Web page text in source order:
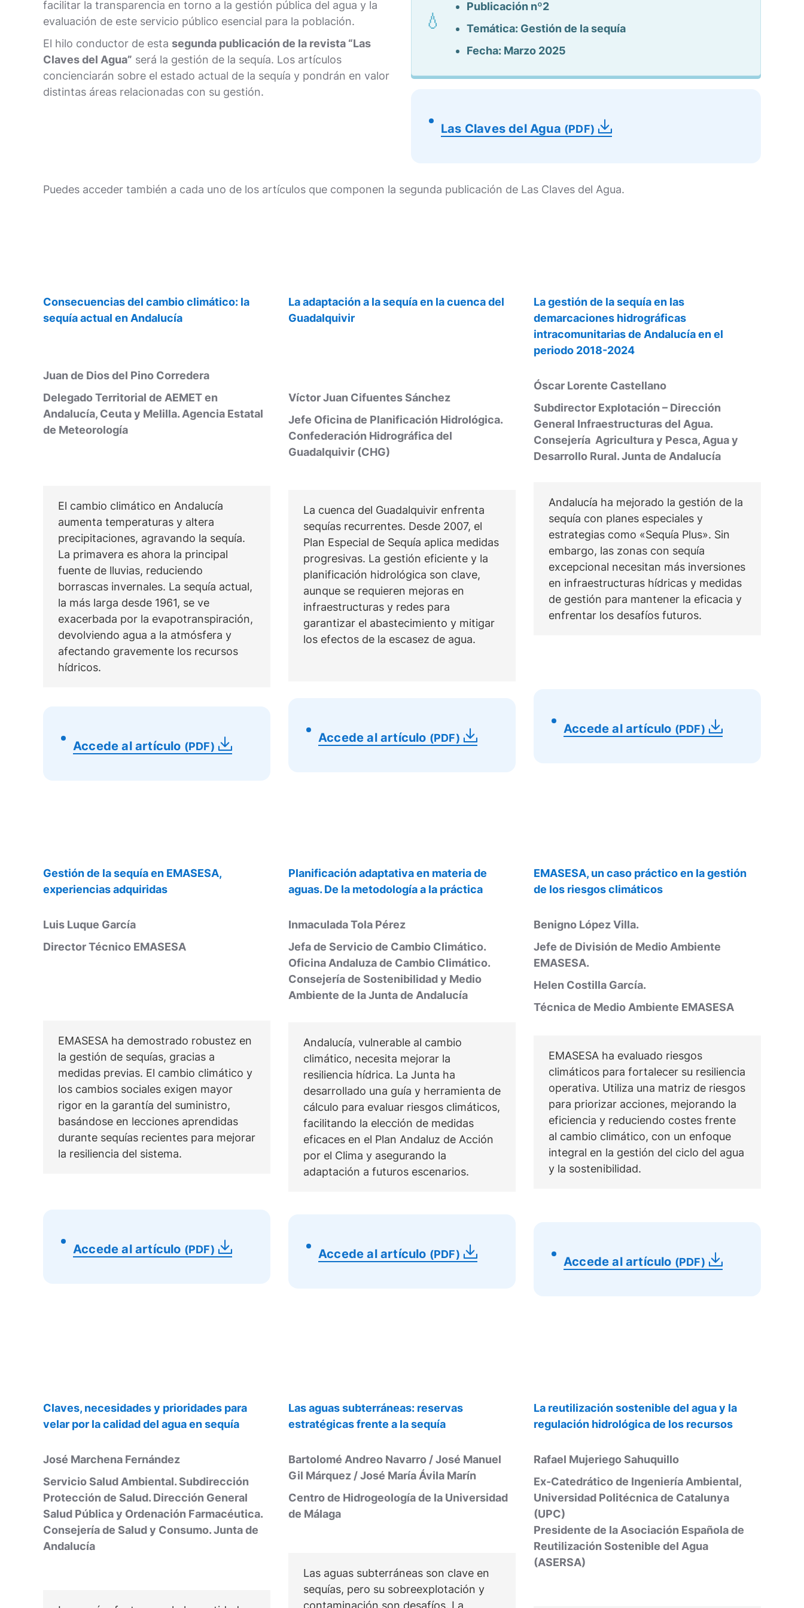
facilitar la transparencia en torno a la gestión pública del agua y la
evaluación de este servicio público esencial para la población.
El hilo conductor de esta segunda publicación de la revista “Las
Claves del Agua” será la gestión de la sequía. Los artículos
concienciarán sobre el estado actual de la sequía y pondrán en valor
distintas áreas relacionadas con su gestión.
Publicación nº2
Temática: Gestión de la sequía
Fecha: Marzo 2025
Las Claves del Agua (PDF)
Puedes acceder también a cada uno de los artículos que componen la segunda publicación de Las Claves del Agua.
Consecuencias del cambio climático: la
sequía actual en Andalucía
Juan de Dios del Pino Corredera
Delegado Territorial de AEMET en
Andalucía, Ceuta y Melilla. Agencia Estatal
de Meteorología
El cambio climático en Andalucía
aumenta temperaturas y altera
precipitaciones, agravando la sequía.
La primavera es ahora la principal
fuente de lluvias, reduciendo
borrascas invernales. La sequía actual,
la más larga desde 1961, se ve
exacerbada por la evapotranspiración,
devolviendo agua a la atmósfera y
afectando gravemente los recursos
hídricos.
Accede al artículo (PDF)
La adaptación a la sequía en la cuenca del
Guadalquivir
Víctor Juan Cifuentes Sánchez
Jefe Oficina de Planificación Hidrológica.
Confederación Hidrográfica del
Guadalquivir (CHG)
La cuenca del Guadalquivir enfrenta
sequías recurrentes. Desde 2007, el
Plan Especial de Sequía aplica medidas
progresivas. La gestión eficiente y la
planificación hidrológica son clave,
aunque se requieren mejoras en
infraestructuras y redes para
garantizar el abastecimiento y mitigar
los efectos de la escasez de agua.
Accede al artículo (PDF)
La gestión de la sequía en las
demarcaciones hidrográficas
intracomunitarias de Andalucía en el
periodo 2018-2024
Óscar Lorente Castellano
Subdirector Explotación – Dirección
General Infraestructuras del Agua.
Consejería Agricultura y Pesca, Agua y
Desarrollo Rural. Junta de Andalucía
Andalucía ha mejorado la gestión de la
sequía con planes especiales y
estrategias como «Sequía Plus». Sin
embargo, las zonas con sequía
excepcional necesitan más inversiones
en infraestructuras hídricas y medidas
de gestión para mantener la eficacia y
enfrentar los desafíos futuros.
Accede al artículo (PDF)
Gestión de la sequía en EMASESA,
experiencias adquiridas
Luis Luque García
Director Técnico EMASESA
EMASESA ha demostrado robustez en
la gestión de sequías, gracias a
medidas previas. El cambio climático y
los cambios sociales exigen mayor
rigor en la garantía del suministro,
basándose en lecciones aprendidas
durante sequías recientes para mejorar
la resiliencia del sistema.
Accede al artículo (PDF)
Planificación adaptativa en materia de
aguas. De la metodología a la práctica
Inmaculada Tola Pérez
Jefa de Servicio de Cambio Climático.
Oficina Andaluza de Cambio Climático.
Consejería de Sostenibilidad y Medio
Ambiente de la Junta de Andalucía
Andalucía, vulnerable al cambio
climático, necesita mejorar la
resiliencia hídrica. La Junta ha
desarrollado una guía y herramienta de
cálculo para evaluar riesgos climáticos,
facilitando la elección de medidas
eficaces en el Plan Andaluz de Acción
por el Clima y asegurando la
adaptación a futuros escenarios.
Accede al artículo (PDF)
EMASESA, un caso práctico en la gestión
de los riesgos climáticos
Benigno López Villa.
Jefe de División de Medio Ambiente
EMASESA.
Helen Costilla García.
Técnica de Medio Ambiente EMASESA
EMASESA ha evaluado riesgos
climáticos para fortalecer su resiliencia
operativa. Utiliza una matriz de riesgos
para priorizar acciones, mejorando la
eficiencia y reduciendo costes frente
al cambio climático, con un enfoque
integral en la gestión del ciclo del agua
y la sostenibilidad.
Accede al artículo (PDF)
Claves, necesidades y prioridades para
velar por la calidad del agua en sequía
José Marchena Fernández
Servicio Salud Ambiental. Subdirección
Protección de Salud. Dirección General
Salud Pública y Ordenación Farmacéutica.
Consejería de Salud y Consumo. Junta de
Andalucía
Las aguas subterráneas: reservas
estratégicas frente a la sequía
Bartolomé Andreo Navarro / José Manuel
Gil Márquez / José María Ávila Marín
Centro de Hidrogeología de la Universidad
de Málaga
Las aguas subterráneas son clave en
sequías, pero su sobreexplotación y
contaminación son desafíos. La
La reutilización sostenible del agua y la
regulación hidrológica de los recursos
Rafael Mujeriego Sahuquillo
Ex-Catedrático de Ingeniería Ambiental,
Universidad Politécnica de Catalunya
(UPC)
Presidente de la Asociación Española de
Reutilización Sostenible del Agua
(ASERSA)